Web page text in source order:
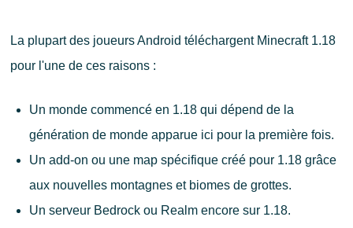
La plupart des joueurs Android téléchargent Minecraft 1.18
pour l'une de ces raisons :
Un monde commencé en 1.18 qui dépend de la
génération de monde apparue ici pour la première fois.
Un add-on ou une map spécifique créé pour 1.18 grâce
aux nouvelles montagnes et biomes de grottes.
Un serveur Bedrock ou Realm encore sur 1.18.